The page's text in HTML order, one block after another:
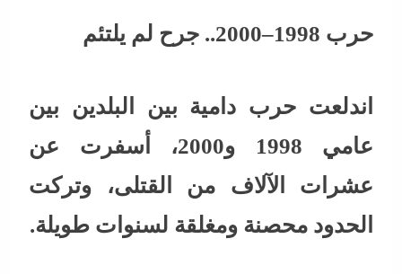
حرب 1998–2000.. جرح لم يلتئم
اندلعت حرب دامية بين البلدين بين
عامي 1998 و2000، أسفرت عن
عشرات الآلاف من القتلى، وتركت
الحدود محصنة ومغلقة لسنوات طويلة.